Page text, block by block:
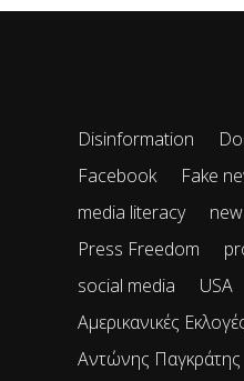
Disinformation
Facebook
Fake
media literacy
Press Freedom
social media
USA
Αμερικανικές
Αντώνης Παγκράτης